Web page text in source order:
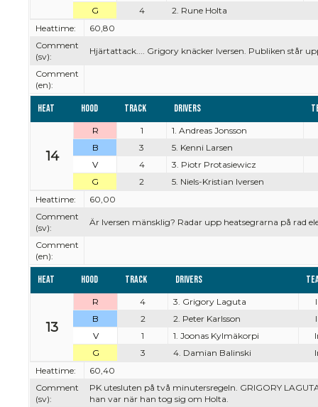
G
4
2. Rune Holta
Heattime:
60,80
Comment
(sv):
Hjärtattack.... Grigory knäcker Iversen. Publiken står
Comment
(en):
Heat Hood Track Drivers
14
R 1
1. Andreas Jonsson
B
3
5. Kenni Larsen
V
4
3. Piotr Protasiewicz
G
2
5. Niels-Kristian Iversen
Heattime:
60,00
Comment
(sv):
Är Iversen mänsklig? Radar upp heatsegrarna på rad
Comment
(en):
Heat Hood Track Drivers
13
R 4 3. Grigory Laguta
B
2 2. Peter Karlsson
V
1 1. Joonas Kylmäkorpi
G
3 4. Damian Balinski
Heattime:
60,40
Comment
(sv):
PK utesluten på två minutersregeln. GRIGORY
han var när han tog sig om Holta.